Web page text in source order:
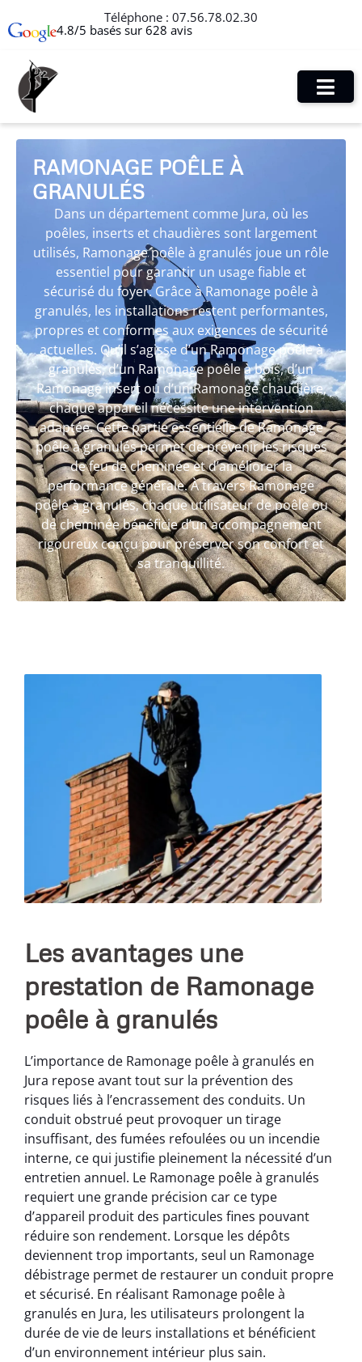
Téléphone : 07.56.78.02.30
4.8/5 basés sur 628 avis
RAMONAGE POÊLE À
GRANULÉS
Dans un département comme Jura, où les
poêles, inserts et chaudières sont largement
utilisés, Ramonage poêle à granulés joue un rôle
essentiel pour garantir un usage fiable et
sécurisé du foyer. Grâce à Ramonage poêle à
granulés, les installations restent performantes,
propres et conformes aux exigences de sécurité
actuelles. Qu’il s’agisse d’un Ramonage poêle à
granulés, d’un Ramonage poêle à bois, d’un
Ramonage insert ou d’un Ramonage chaudière,
chaque appareil nécessite une intervention
adaptée. Cette partie essentielle de Ramonage
poêle à granulés permet de prévenir les risques
de feu de cheminée et d’améliorer la
performance générale. À travers Ramonage
poêle à granulés, chaque utilisateur de poêle ou
de cheminée bénéficie d’un accompagnement
rigoureux conçu pour préserver son confort et
sa tranquillité.
Les avantages une
prestation de Ramonage
poêle à granulés
L’importance de Ramonage poêle à granulés en
Jura repose avant tout sur la prévention des
risques liés à l’encrassement des conduits. Un
conduit obstrué peut provoquer un tirage
insuffisant, des fumées refoulées ou un incendie
interne, ce qui justifie pleinement la nécessité d’un
entretien annuel. Le Ramonage poêle à granulés
requiert une grande précision car ce type
d’appareil produit des particules fines pouvant
réduire son rendement. Lorsque les dépôts
deviennent trop importants, seul un Ramonage
débistrage permet de restaurer un conduit propre
et sécurisé. En réalisant Ramonage poêle à
granulés en Jura, les utilisateurs prolongent la
durée de vie de leurs installations et bénéficient
d’un environnement intérieur plus sain.